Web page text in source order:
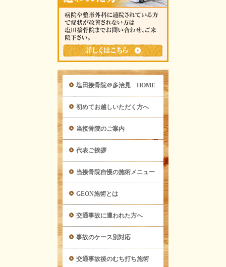
塩田接骨院＠多治見 HOME
初めてお越しいただく方へ
当接骨院のご案内
代表ご挨拶
当接骨院自慢の施術メニュー
GEON施術とは
交通事故に遭われた方へ
事故のケース別対応
交通事故後のむち打ち施術